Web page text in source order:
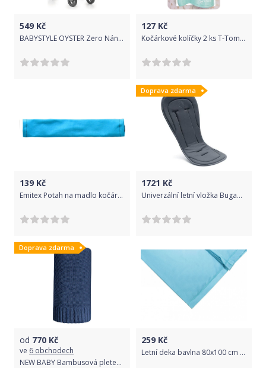
549 Kč
BABYSTYLE OYSTER Zero Nánožník ke kočárku – Regatta
127 Kč
Kočárkové kolíčky 2 ks T-Tomi Pastel Mint 2020
139 Kč
Emitex Potah na madlo kočárku - aqua
Doprava zdarma
1721 Kč
Univerzální letní vložka Bugaboo Steel Blue 2020
Doprava zdarma
od 770 Kč
ve 6 obchodech
NEW BABY Bambusová pletená deka do kočárku tmavě modrá Bavlna/bambus 100x80 cm
259 Kč
Letní deka bavlna 80x100 cm Emitex Bavlna Aqua 2021